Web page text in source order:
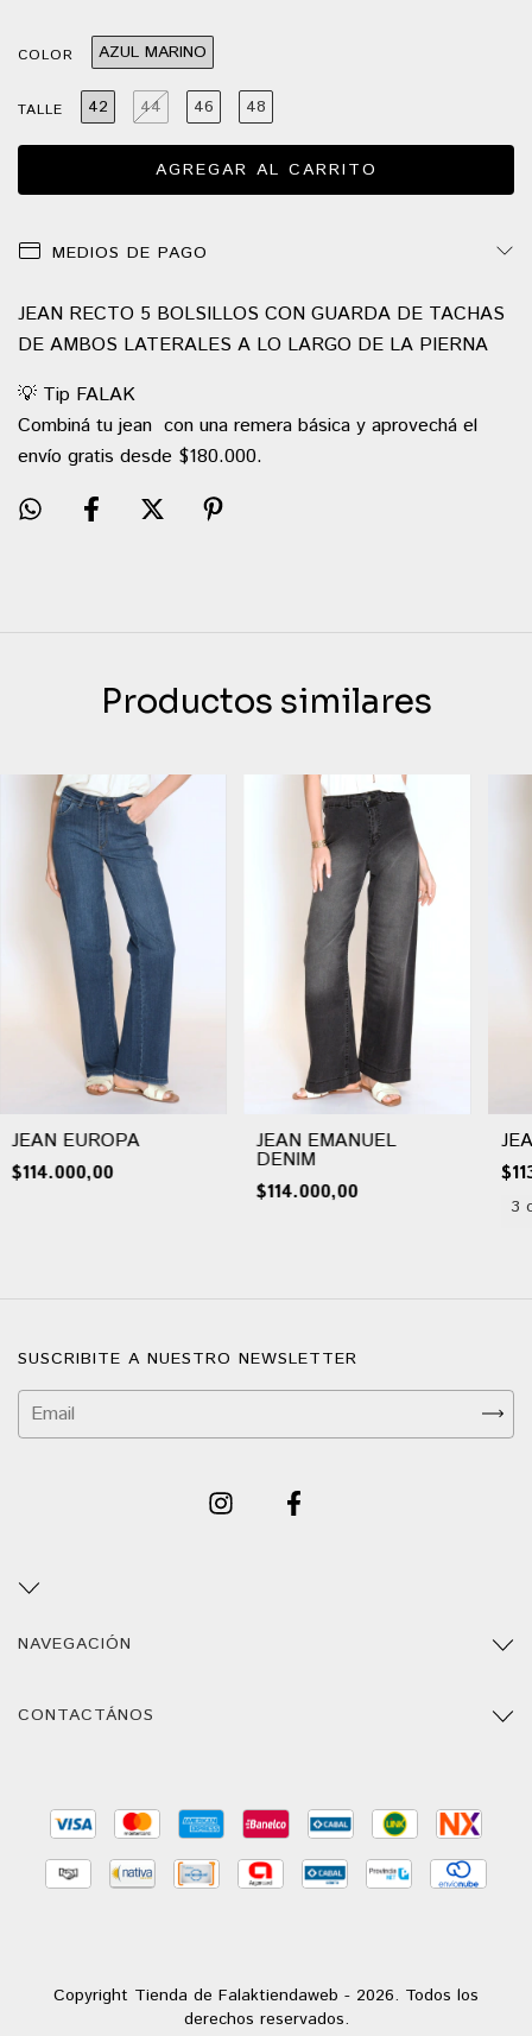
COLOR AZUL MARINO
TALLE 42 44 46 48
MEDIOS DE PAGO
JEAN RECTO 5 BOLSILLOS CON GUARDA DE TACHAS
DE AMBOS LATERALES A LO LARGO DE LA PIERNA
💡 Tip FALAK
Combiná tu jean con una remera básica y aprovechá el
envío gratis desde $180.000.
Productos similares
JEAN EUROPA
$114.000,00
JEAN EMANUEL
DENIM
$114.000,00
3
SUSCRIBITE A NUESTRO NEWSLETTER
NAVEGACIÓN
CONTACTÁNOS
Copyright Tienda de Falaktiendaweb - 2026. Todos los
derechos reservados.